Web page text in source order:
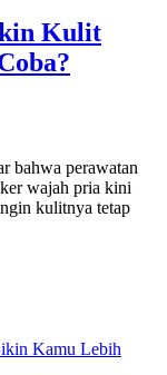
Kulit
bahwa perawatan
wajah pria kini
kulitnya tetap
Kamu Lebih